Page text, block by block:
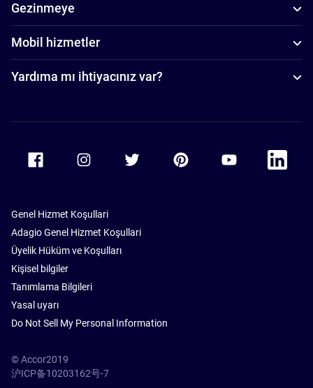
Gezinmeye
Mobil hizmetler
Yardıma mı ihtiyacınız var?
Accor Facebook Accor TwitterAccor PinterestAccor Youtube
Accor
Genel Hizmet Koşullari
Adagio Genel Hizmet Koşullari
Üyelik Hüküm ve Koşulları
Kişisel bilgiler
Tanımlama Bilgileri
Yasal uyarı
Do Not Sell My Personal Information
© Accor2019
沪ICP备10203162号-7